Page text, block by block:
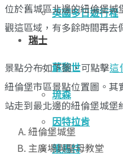
英國多日遊行程
瑞士
蘇黎世
琉森
因特拉肯
策馬特
位於舊城區北邊的紐倫堡
觀這區域，有多餘時間再去
景點分布如下圖，可點擊這
紐倫堡市區景點位置圖。
站走到最北邊的紐倫堡城堡
紐倫堡城堡
主廣場與聖母教堂